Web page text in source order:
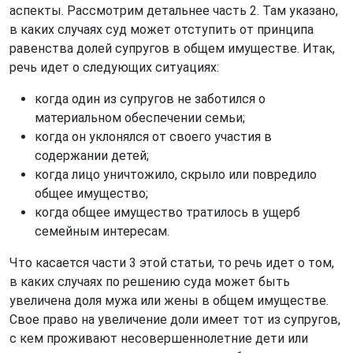
аспекты. Рассмотрим детальнее часть 2. Там указано,
в каких случаях суд может отступить от принципа
равенства долей супругов в общем имуществе. Итак,
речь идет о следующих ситуациях:
когда один из супругов не заботился о
материальном обеспечении семьи;
когда он уклонялся от своего участия в
содержании детей;
когда лицо уничтожило, скрыло или повредило
общее имущество;
когда общее имущество тратилось в ущерб
семейным интересам.
Что касается части 3 этой статьи, то речь идет о том,
в каких случаях по решению суда может быть
увеличена доля мужа или жены в общем имуществе.
Свое право на увеличение доли имеет тот из супругов,
с кем проживают несовершеннолетние дети или